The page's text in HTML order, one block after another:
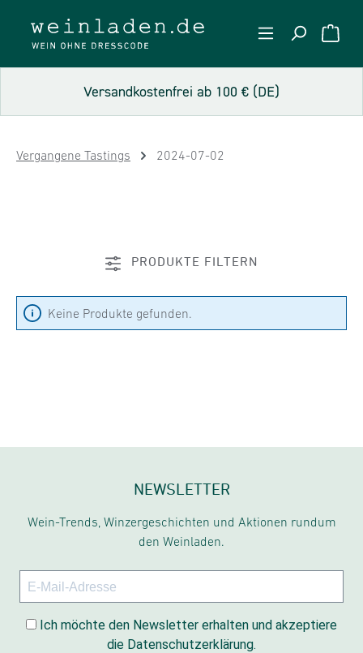
Zum Hauptinhalt springen
Versandkostenfrei ab 100 € (DE)
Vergangene Tastings 2024-07-02
PRODUKTE FILTERN
Keine Produkte gefunden.
NEWSLETTER
Wein-Trends, Winzergeschichten und Aktionen rundum
den Weinladen.
Ich möchte den Newsletter erhalten und akzeptiere
die Datenschutzerklärung.